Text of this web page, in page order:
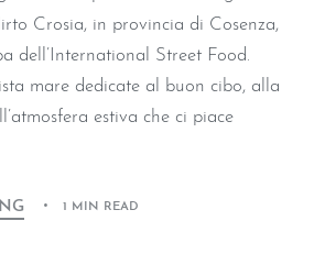
Crosia, in provincia di Cosenza,
dell’International Street Food.
mare dedicate al buon cibo, alla
estiva che ci piace
1 MIN READ